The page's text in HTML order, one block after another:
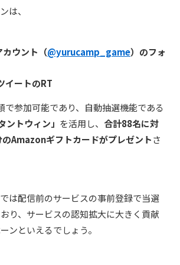
は、
ウント（@yurucamp_game）のフォ
イートのRT
で参加可能であり、自動抽選機能である
ントウィン」 を活用し、 合計88名に対
Amazonギフトカードがプレゼントさ
は配信前のサービスの事前登録で当選
り、サービスの認知拡大に大きく貢献
ンといえるでしょう。